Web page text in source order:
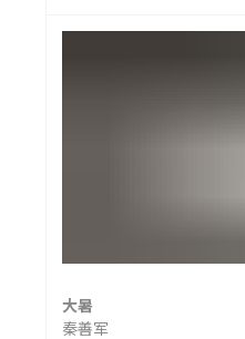
大暑
秦善军